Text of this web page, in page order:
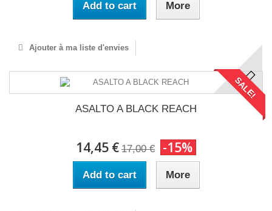
Add to cart More
Ajouter à ma liste d'envies
SALE!
ASALTO A BLACK REACH
14,45 € 17,00 € -15%
Add to cart More